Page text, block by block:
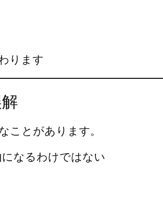
ります
ことがあります。
なるわけではない